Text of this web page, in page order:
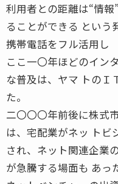
利用者との距離は“情
ることができる という
携帯電話をフル活用
ここ一〇年ほどのイン
な普及は、ヤマ トのＩ
た。
二〇〇〇年前後に株式
は、宅配業がネッ トビ
され、ネット関連企業
が急騰する場面も あっ